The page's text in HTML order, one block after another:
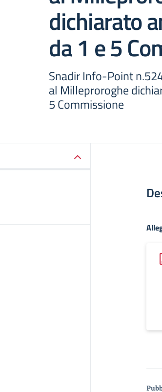
dichiarato
da 1 e 5
Snadir Info-Point
al Milleproroghe
5 Commissione